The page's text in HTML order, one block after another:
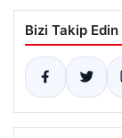
Bizi Takip Edin